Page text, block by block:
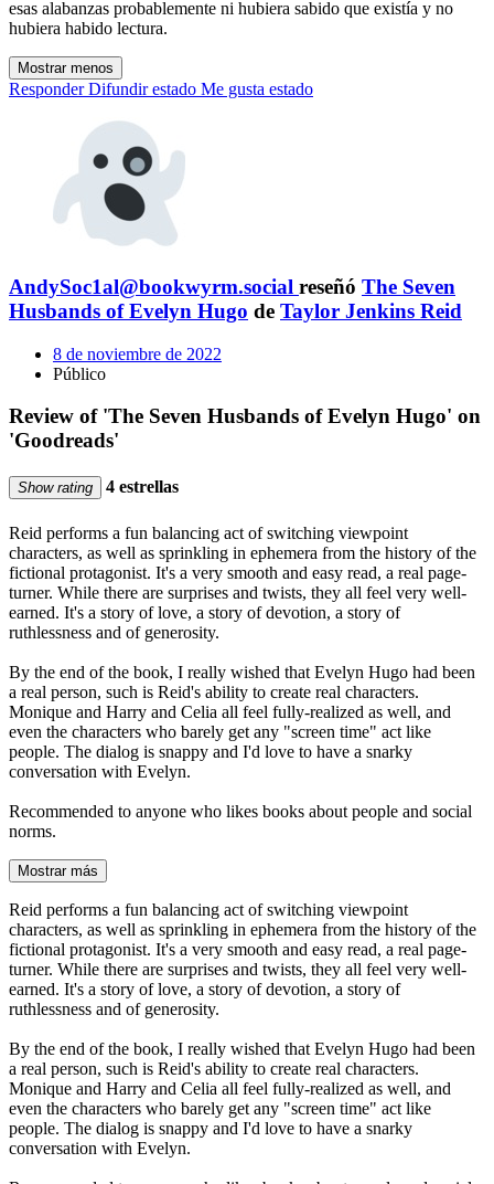
esas alabanzas probablemente ni hubiera sabido que existía y no
hubiera habido lectura.
Mostrar menos
Responder Difundir estado Me gusta estado
AndySoc1al@bookwyrm.social reseñó The Seven
Husbands of Evelyn Hugo de Taylor Jenkins Reid
8 de noviembre de 2022
Público
Review of 'The Seven Husbands of Evelyn Hugo' on
'Goodreads'
Show rating 4 estrellas
Reid performs a fun balancing act of switching viewpoint
characters, as well as sprinkling in ephemera from the history of the
fictional protagonist. It's a very smooth and easy read, a real page-
turner. While there are surprises and twists, they all feel very well-
earned. It's a story of love, a story of devotion, a story of
ruthlessness and of generosity.
By the end of the book, I really wished that Evelyn Hugo had been
a real person, such is Reid's ability to create real characters.
Monique and Harry and Celia all feel fully-realized as well, and
even the characters who barely get any "screen time" act like
people. The dialog is snappy and I'd love to have a snarky
conversation with Evelyn.
Recommended to anyone who likes books about people and social
norms.
Mostrar más
Reid performs a fun balancing act of switching viewpoint
characters, as well as sprinkling in ephemera from the history of the
fictional protagonist. It's a very smooth and easy read, a real page-
turner. While there are surprises and twists, they all feel very well-
earned. It's a story of love, a story of devotion, a story of
ruthlessness and of generosity.
By the end of the book, I really wished that Evelyn Hugo had been
a real person, such is Reid's ability to create real characters.
Monique and Harry and Celia all feel fully-realized as well, and
even the characters who barely get any "screen time" act like
people. The dialog is snappy and I'd love to have a snarky
conversation with Evelyn.